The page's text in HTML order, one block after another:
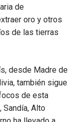
de
oro y otros
de las tierras
desde Madre de
también sigue
de esta
Sandía, Alto